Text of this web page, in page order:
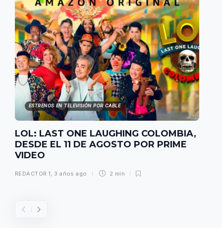
ESTRENOS EN TELEVISIÓN POR CABLE
LOL: LAST ONE LAUGHING COLOMBIA,
DESDE EL 11 DE AGOSTO POR PRIME
VIDEO
REDACTOR 1, 3 años ago 2 min